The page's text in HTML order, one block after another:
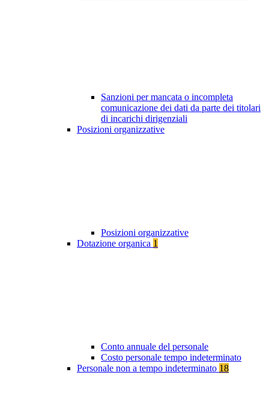
Sanzioni per mancata o incompleta
comunicazione dei dati da parte dei titolari
di incarichi dirigenziali
Posizioni organizzative
Posizioni organizzative
Dotazione organica 1
Conto annuale del personale
Costo personale tempo indeterminato
Personale non a tempo indeterminato 18